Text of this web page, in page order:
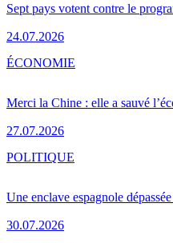
Sept pays votent contre le
24.07.2026
Merci la Chine : elle a sauvé
27.07.2026
ÉCONOMIE
Une enclave espagnole
30.07.2026
POLITIQUE